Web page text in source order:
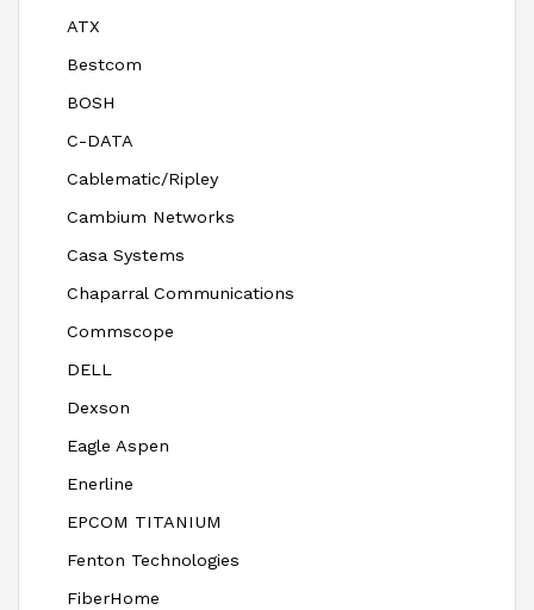
ATX
Bestcom
BOSH
C-DATA
Cablematic/Ripley
Cambium Networks
Casa Systems
Chaparral Communications
Commscope
DELL
Dexson
Eagle Aspen
Enerline
EPCOM TITANIUM
Fenton Technologies
FiberHome